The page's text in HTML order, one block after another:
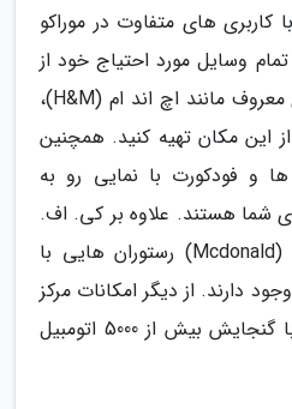
با کاربری های متفاوت در موراکو
وسایل مورد احتیاج خود از
جمله پوشاک را با برندهای معروف مانند اچ اند ام (H&M)،
این مکان تهیه کنید. همچنین
ها و فودکورت با نمایی رو به
شما هستند. علاوه بر کی. اف.
سی (KFC) و مک دونالد (Mcdonald) رستوران هایی با
دارند. از دیگر امکانات مرکز
خرید موراکو مال پارکینگ با گنجایش بیش از 5000 اتومبیل